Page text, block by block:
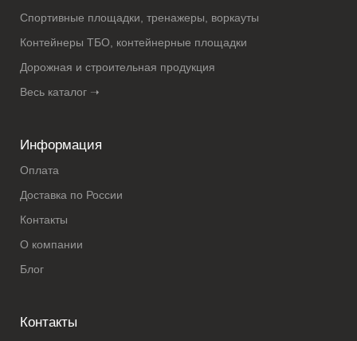
Спортивные площадки, тренажеры, воркауты
Контейнеры ТБО, контейнерные площадки
Дорожная и строительная продукция
Весь каталог ➝
Информация
Оплата
Доставка по России
Контакты
О компании
Блог
Контакты